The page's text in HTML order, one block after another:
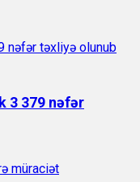
3 379 nəfər